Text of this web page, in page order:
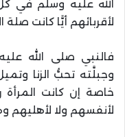
الله عليه وسلم في
لأقربائهم أيًّا كانت صلة
فالنبي صلى الله
وجبلَّته تحبُّ الزنا
خاصة إن كانت المرأة
لأنفسهم ولا لأهليهم